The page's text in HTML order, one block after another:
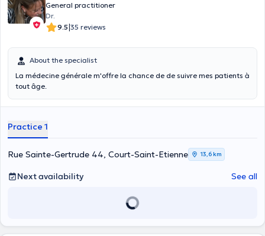
General practitioner
Dr.
9.5|35 reviews
About the specialist
La médecine générale m'offre la chance de de suivre mes patients à
tout âge.
Practice 1
Rue Sainte-Gertrude 44, Court-Saint-Etienne 13,6 km
Next availability See all